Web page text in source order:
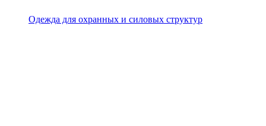
Одежда для охранных и силовых структур